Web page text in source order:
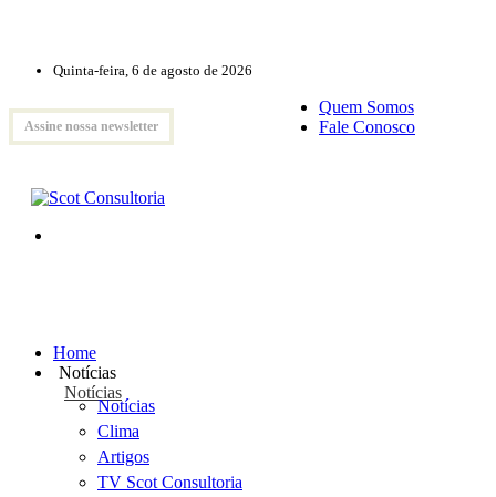
Quinta-feira, 6 de agosto de 2026
Assine nossa newsletter
Quem Somos
Fale Conosco
Home
Notícias
Notícias
Notícias
Clima
Artigos
TV Scot Consultoria